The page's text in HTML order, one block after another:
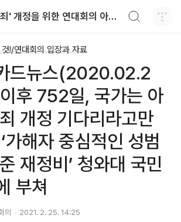
'강간죄' 개정을 위한 연대회의 아카이브
것!/연대회의 입장과 자료
드뉴스(2020.02.2
후 752일, 국가는 아
개정 기다리라고만
가해자 중심적인 성범
재정비’ 청와대 국민
부쳐
의 2021. 2. 25. 14:25